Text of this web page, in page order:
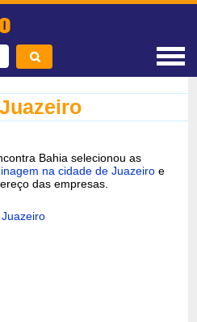
Bahia selecionou as
na cidade de Juazeiro e
das empresas.